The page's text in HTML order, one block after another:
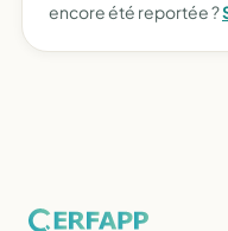
encore été reportée ?